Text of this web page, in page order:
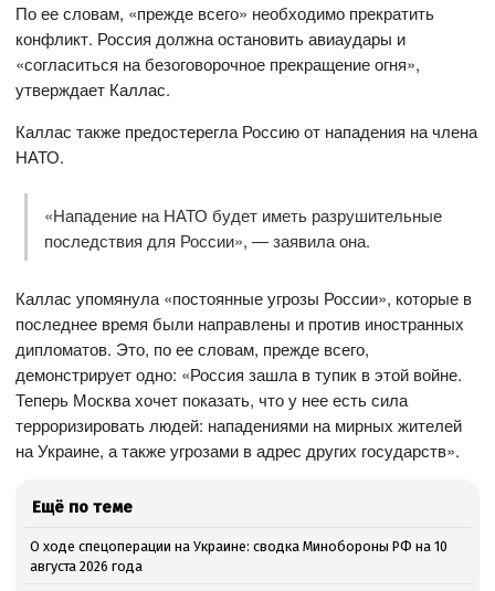
По ее словам, «прежде всего» необходимо прекратить
конфликт. Россия должна остановить авиаудары и
«согласиться на безоговорочное прекращение огня»,
утверждает Каллас.
Каллас также предостерегла Россию от нападения на члена
НАТО.
«Нападение на НАТО будет иметь разрушительные
последствия для России», — заявила она.
Каллас упомянула «постоянные угрозы России», которые в
последнее время были направлены и против иностранных
дипломатов. Это, по ее словам, прежде всего,
демонстрирует одно: «Россия зашла в тупик в этой войне.
Теперь Москва хочет показать, что у нее есть сила
терроризировать людей: нападениями на мирных жителей
на Украине, а также угрозами в адрес других государств».
Ещё по теме
О ходе спецоперации на Украине: сводка Минобороны РФ на 10
августа 2026 года